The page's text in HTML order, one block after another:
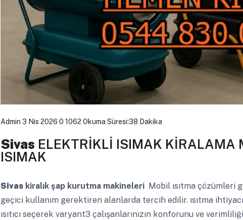
Admin 3 Nis 2026 0 1062 Okuma Süresi:38 Dakika
Sivas ELEKTRİKLİ ISIMAK KİRALAMA
ISIMAK
Sivaskiralık şap kurutma makineleriMobil ısıtma çözümleri
geçici kullanım gerektiren alanlarda tercih edilir. ısıtma
ısıtıcı seçerek varyant3 çalışanlarınızın konforunu ve